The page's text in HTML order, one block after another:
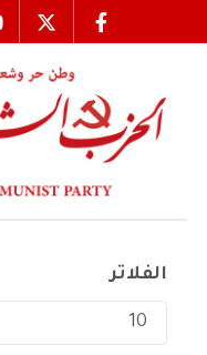
الفلاتر
عدد الإظهارات: